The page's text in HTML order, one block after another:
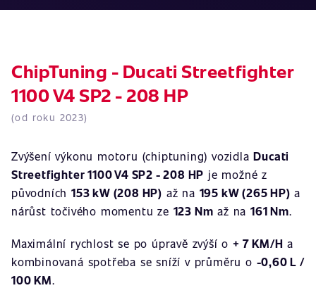
ChipTuning - Ducati Streetfighter
1100 V4 SP2 - 208 HP
(od roku 2023)
Zvýšení výkonu motoru (chiptuning) vozidlaDucati
Streetfighter 1100 V4 SP2 - 208 HP je možné z
původních153 kW (208 HP) až na 195 kW (265 HP) a
nárůst točivého momentu ze 123 Nm až na161 Nm.
Maximální rychlost se po úpravě zvýší o + 7 KM/H a
kombinovaná spotřeba se sníží v průměru o -0,60 L /
100 KM.